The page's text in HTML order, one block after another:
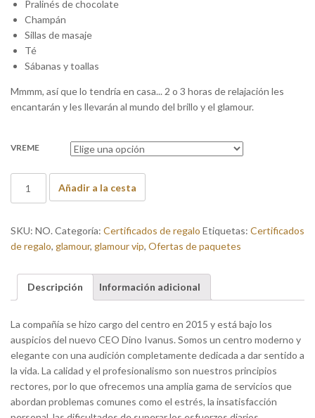
Pralinés de chocolate
Champán
Sillas de masaje
Té
Sábanas y toallas
Mmmm, así que lo tendría en casa... 2 o 3 horas de relajación les
encantarán y les llevarán al mundo del brillo y el glamour.
VREME
VIP
Gift
Vaucher
Añadir a la cesta
SKU: NO. Categoría: Certificados de regalo Etiquetas: Certificados
de regalo, glamour, glamour vip, Ofertas de paquetes
Descripción Información adicional
La compañía se hizo cargo del centro en 2015 y está bajo los
auspicios del nuevo CEO Dino Ivanus. Somos un centro moderno y
elegante con una audición completamente dedicada a dar sentido a
la vida. La calidad y el profesionalismo son nuestros principios
rectores, por lo que ofrecemos una amplia gama de servicios que
abordan problemas comunes como el estrés, la insatisfacción